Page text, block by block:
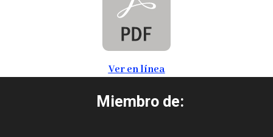
Ver en línea
Miembro de: